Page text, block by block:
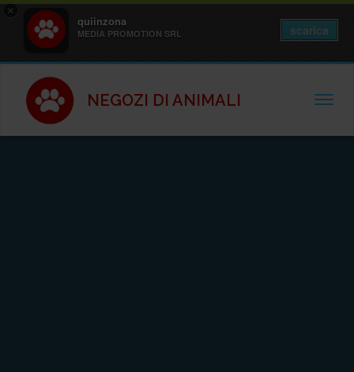
×
quiinzona
MEDIA PROMOTION SRL scarica
NEGOZI DI ANIMALI